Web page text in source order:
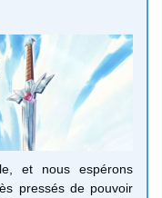
et nous espérons
pressés de pouvoir